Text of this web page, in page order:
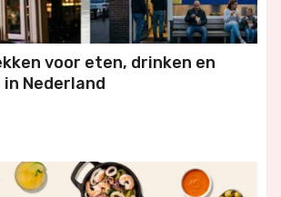
voor eten, drinken en
Nederland